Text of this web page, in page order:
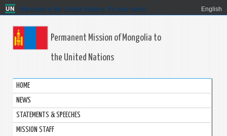
Welcome to the United Nations. It's your world. English
Permanent Mission of Mongolia to
the United Nations
HOME
NEWS
STATEMENTS & SPEECHES
MISSION STAFF